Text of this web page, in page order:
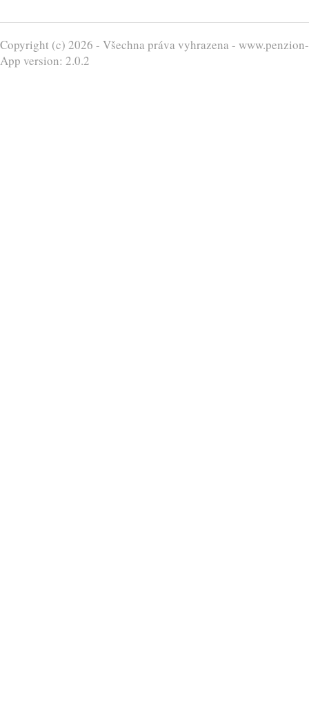
Copyright (c) 2026 - Všechna práva vyhrazena -
App version: 2.0.2